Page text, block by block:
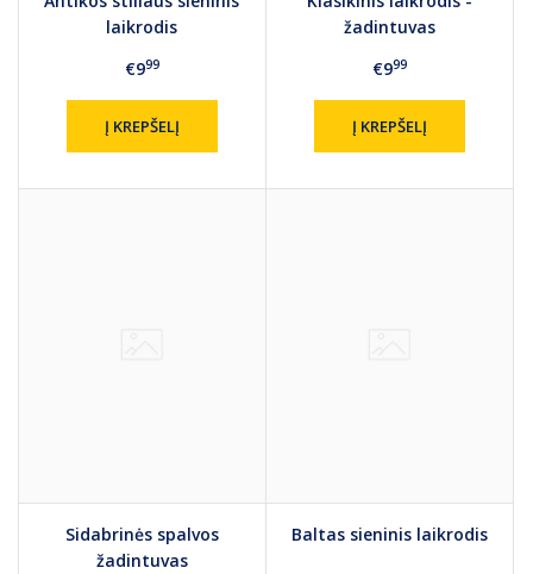
laikrodis
€999
Į KREPŠELĮ
žadintuvas
€999
Į KREPŠELĮ
Sidabrinės spalvos
žadintuvas
Baltas sieninis laikrodis